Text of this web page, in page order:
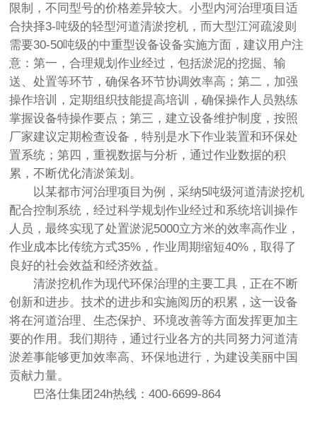
限制，不同型号的价格差异较大。小型内河治理项目适
合抉择3-吨级的轻型河道清淤挖机，而大型江河疏浚则
需要30-50吨级的中重型设备设备实施方面，建议用户注
意：第一，合理规划作业经过，包括淤泥的挖掘、输
送、处置等环节，确保各环节协调效率高；第二，加强
操作培训，定期组织技能提高培训，确保操作人员熟练
掌握设备特操作要点；第三，建立设备维护制度，按照
厂家建议定期检查设备，特别是水下作业装置和环保处
置系统；第四，重视数据与分析，通过作业数据的积
累，不断优化清淤策划。
以某都市河治理项目为例，采纳5吨级河道清淤挖机
配合控制系统，经过科学规划作业经过和系统培训操作
人员，最终实现了处置淤泥5000立方米的效率高作业，
作业成本比传统方式35%，作业周期缩短40%，取得了
良好的社会效益和经济效益。
清淤挖机作为现代环保治理的主要工具，正在不断
创新和进步。技术的进步和实施阅历的积累，这一设备
将在河道治理、生态保护、环境改善等方面发挥更加主
要的作用。我们期待，通过行业各方的共同努力河道清
淤差事能够更加效率高、环保地进行，为建设美丽中国
贡献力量。
巴洛仕集团24h热线：400-6699-864